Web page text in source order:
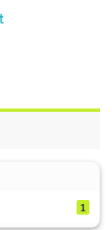
1